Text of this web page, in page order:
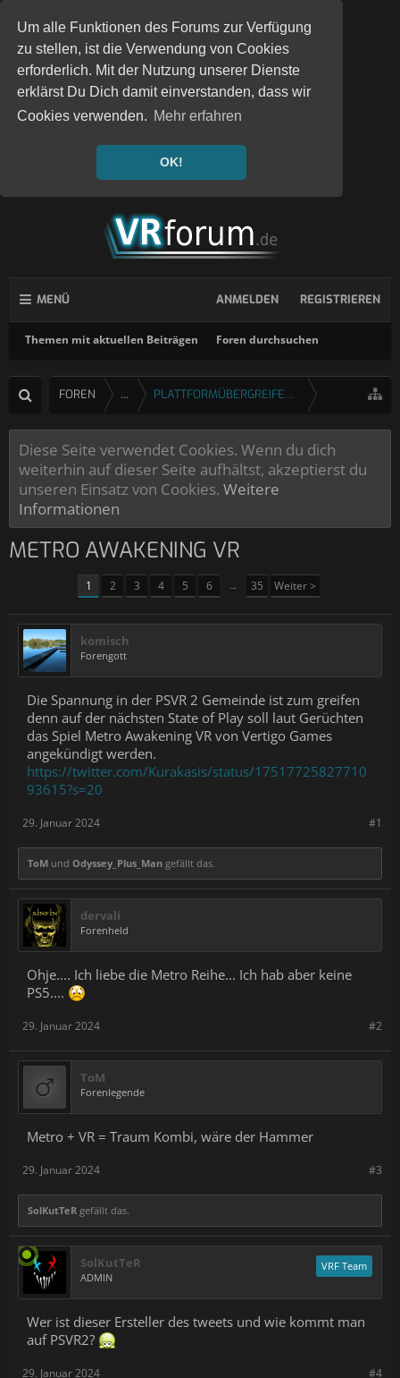
Um alle Funktionen des Forums zur Verfügung
zu stellen, ist die Verwendung von Cookies
erforderlich. Mit der Nutzung unserer Dienste
erklärst Du Dich damit einverstanden, dass wir
Cookies verwenden. Mehr erfahren
OK!
MENÜ
Themen mit aktuellen Beiträgen Foren durchsuchen
ANMELDEN REGISTRIEREN
FOREN ... PLATTFORMÜBERGREIFENDE SPIELE
Diese Seite verwendet Cookies. Wenn du dich
weiterhin auf dieser Seite aufhältst, akzeptierst du
unseren Einsatz von Cookies. Weitere
Informationen
METRO AWAKENING VR
1 2 3 4 5 6 → 35 Weiter >
komisch
Forengott
Die Spannung in der PSVR 2 Gemeinde ist zum greifen
denn auf der nächsten State of Play soll laut Gerüchten
das Spiel Metro Awakening VR von Vertigo Games
angekündigt werden.
https://twitter.com/Kurakasis/status/17517725827710
93615?s=20
#1
29. Januar 2024
ToM und Odyssey_Plus_Man gefällt das.
dervali
Forenheld
Ohje.... Ich liebe die Metro Reihe... Ich hab aber keine
PS5....
#2
29. Januar 2024
ToM
Forenlegende
Metro + VR = Traum Kombi, wäre der Hammer
#3
29. Januar 2024
SolKutTeR gefällt das.
SolKutTeR
ADMIN
VRF Team
Wer ist dieser Ersteller des tweets und wie kommt man
auf PSVR2?
#4
29. Januar 2024